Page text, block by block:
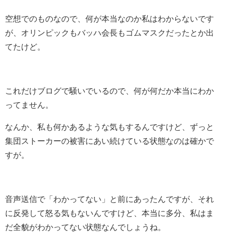
空想でのものなので、何が本当なのか私はわからないです
が、オリンピックもバッハ会長もゴムマスクだったとか出
てたけど。
これだけブログで騒いでいるので、何が何だか本当にわか
ってません。
なんか、私も何かあるような気もするんですけど、ずっと
集団ストーカーの被害にあい続けている状態なのは確かで
すが。
音声送信で「わかってない」と前にあったんですが、それ
に反発して怒る気もないんですけど、本当に多分、私はま
だ全貌がわかってない状態なんでしょうね。